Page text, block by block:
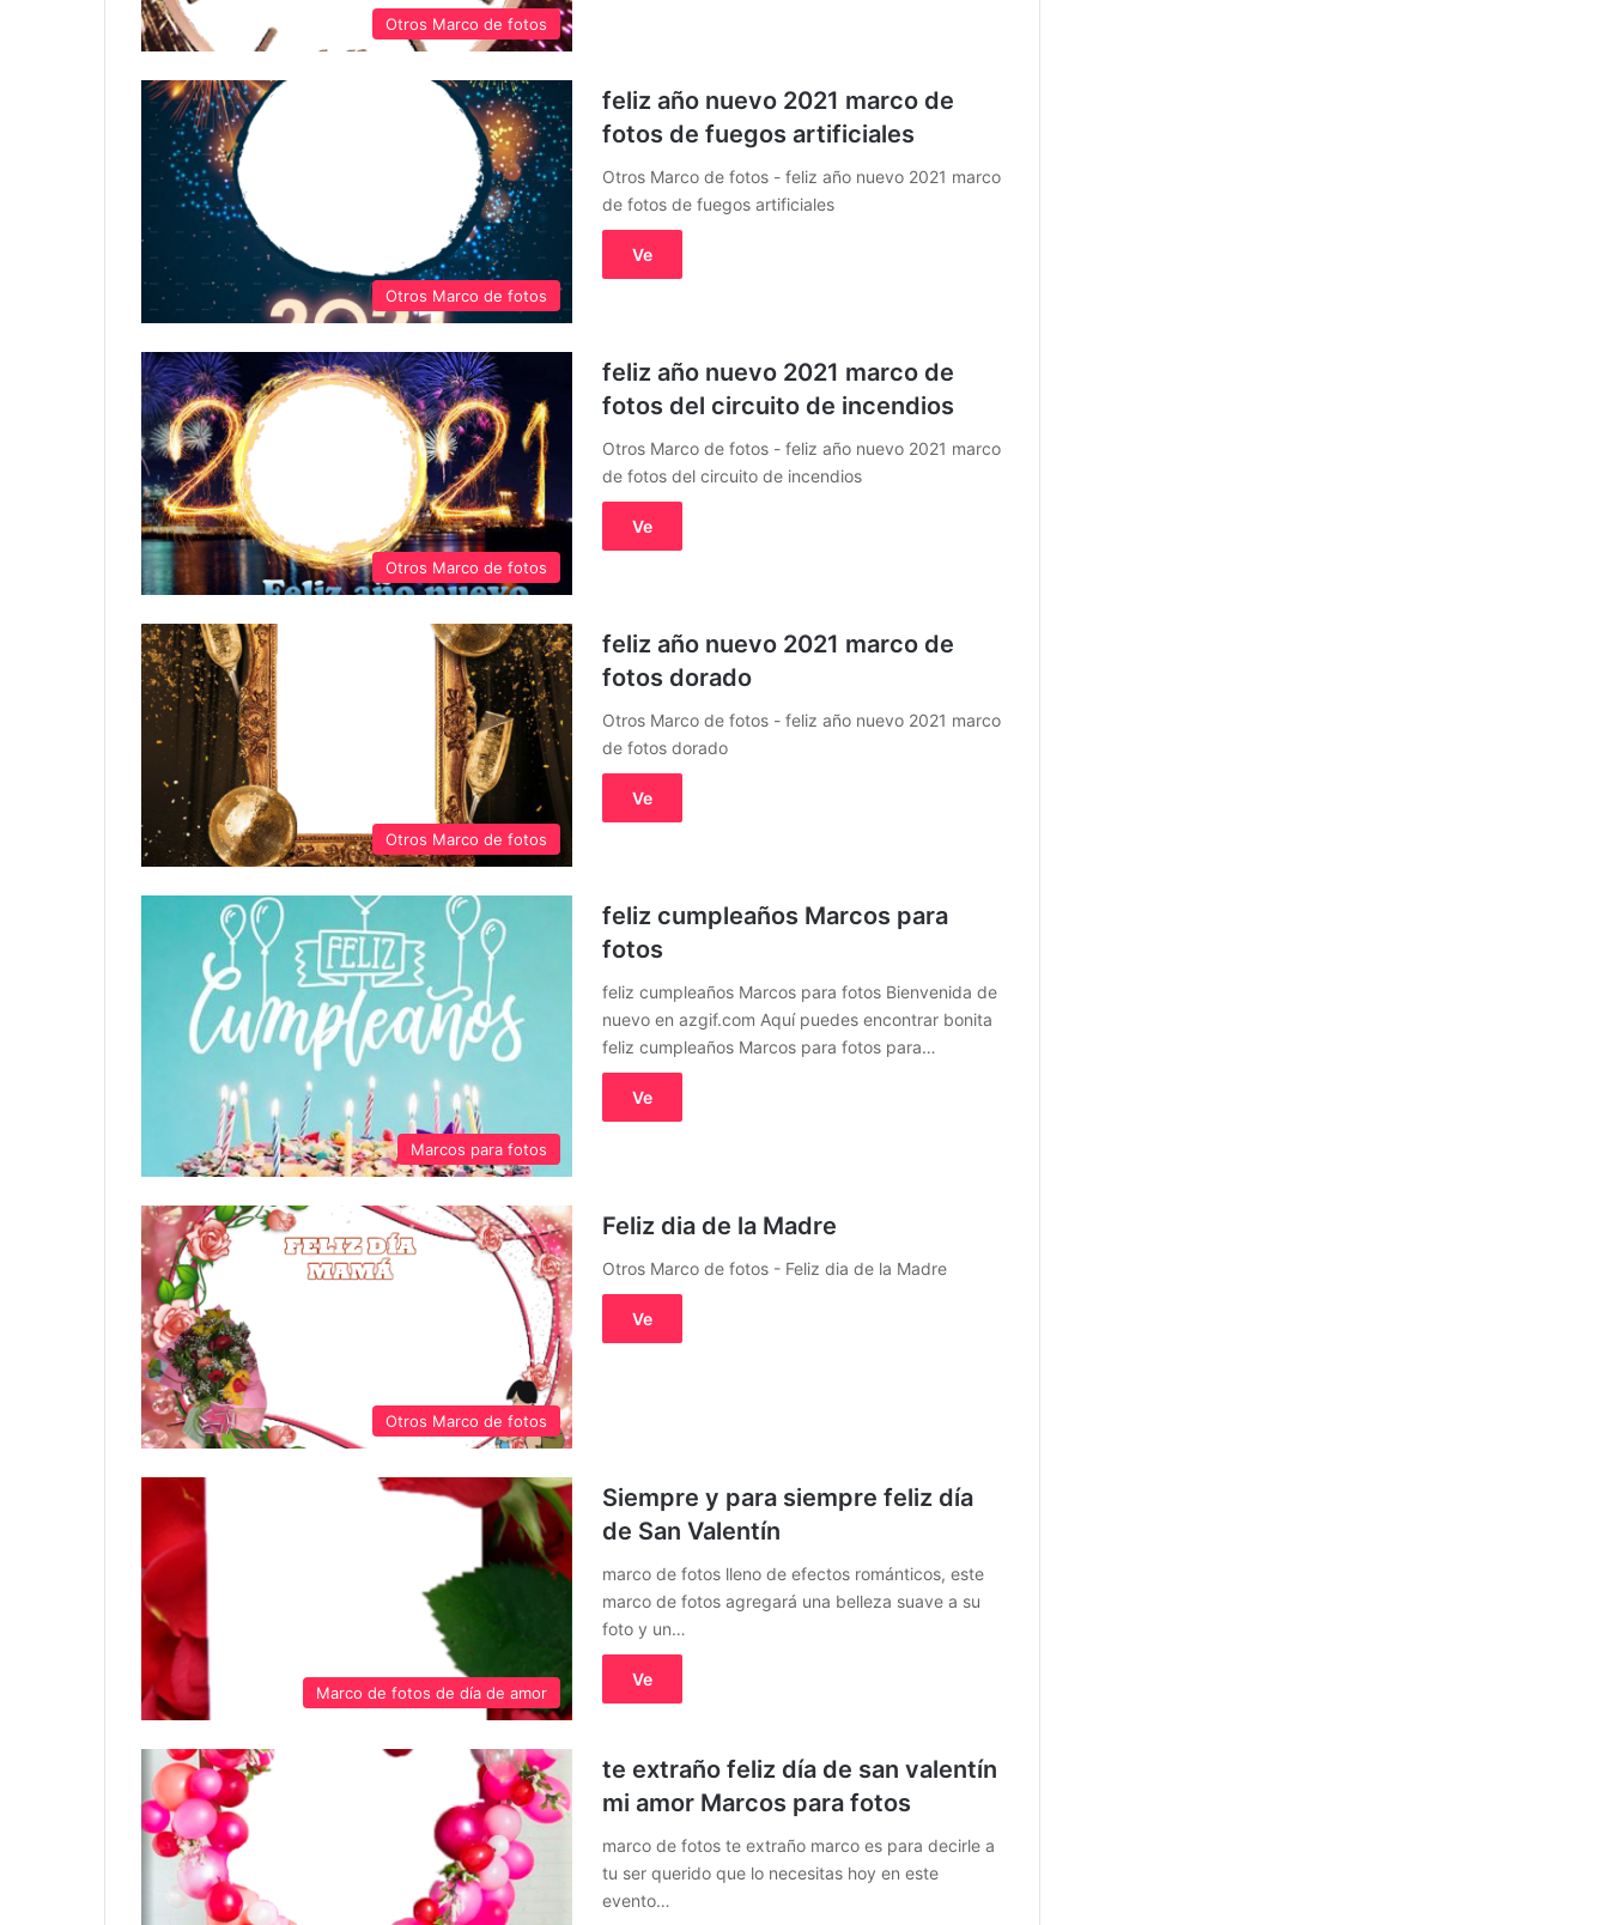
Otros Marco de fotos
Otros Marco de fotos
feliz año nuevo 2021 marco de
fotos de fuegos artificiales
Otros Marco de fotos - feliz año nuevo 2021 marco
de fotos de fuegos artificiales
Ve
Otros Marco de fotos
feliz año nuevo 2021 marco de
fotos del circuito de incendios
Otros Marco de fotos - feliz año nuevo 2021 marco
de fotos del circuito de incendios
Ve
Otros Marco de fotos
feliz año nuevo 2021 marco de
fotos dorado
Otros Marco de fotos - feliz año nuevo 2021 marco
de fotos dorado
Ve
Marcos para fotos
feliz cumpleaños Marcos para
fotos
feliz cumpleaños Marcos para fotos Bienvenida de
nuevo en azgif.com Aquí puedes encontrar bonita
feliz cumpleaños Marcos para fotos para…
Ve
Otros Marco de fotos
Feliz dia de la Madre
Otros Marco de fotos - Feliz dia de la Madre
Ve
Marco de fotos de día de amor
Siempre y para siempre feliz día
de San Valentín
marco de fotos lleno de efectos románticos, este
marco de fotos agregará una belleza suave a su
foto y un…
Ve
te extraño feliz día de san valentín
mi amor Marcos para fotos
marco de fotos te extraño marco es para decirle a
tu ser querido que lo necesitas hoy en este
evento…